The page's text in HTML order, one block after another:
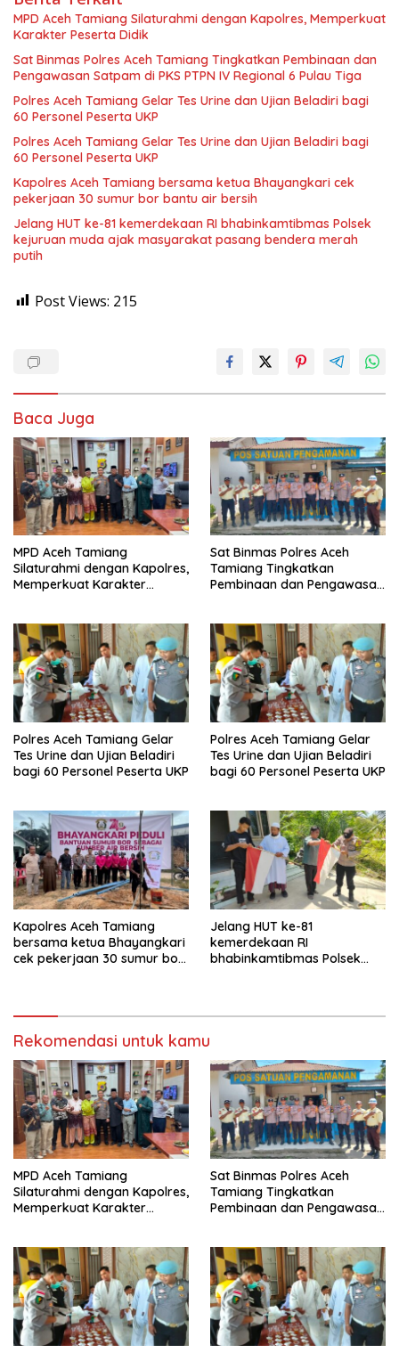
MPD Aceh Tamiang Silaturahmi dengan Kapolres, Memperkuat
Karakter Peserta Didik
Sat Binmas Polres Aceh Tamiang Tingkatkan Pembinaan dan
Pengawasan Satpam di PKS PTPN IV Regional 6 Pulau Tiga
Polres Aceh Tamiang Gelar Tes Urine dan Ujian Beladiri bagi
60 Personel Peserta UKP
Polres Aceh Tamiang Gelar Tes Urine dan Ujian Beladiri bagi
60 Personel Peserta UKP
Kapolres Aceh Tamiang bersama ketua Bhayangkari cek
pekerjaan 30 sumur bor bantu air bersih
Jelang HUT ke-81 kemerdekaan RI bhabinkamtibmas Polsek
kejuruan muda ajak masyarakat pasang bendera merah
putih
Post Views: 215
Baca Juga
MPD Aceh Tamiang
Silaturahmi dengan Kapolres,
Memperkuat Karakter
Sat Binmas Polres Aceh
Tamiang Tingkatkan
Pembinaan dan Pengawasan
Polres Aceh Tamiang Gelar
Tes Urine dan Ujian Beladiri
bagi 60 Personel Peserta UKP
Polres Aceh Tamiang Gelar
Tes Urine dan Ujian Beladiri
bagi 60 Personel Peserta UKP
Kapolres Aceh Tamiang
bersama ketua Bhayangkari
cek pekerjaan 30 sumur bor
Jelang HUT ke-81
kemerdekaan RI
bhabinkamtibmas Polsek
Rekomendasi untuk kamu
MPD Aceh Tamiang
Silaturahmi dengan Kapolres,
Memperkuat Karakter
Sat Binmas Polres Aceh
Tamiang Tingkatkan
Pembinaan dan Pengawasan